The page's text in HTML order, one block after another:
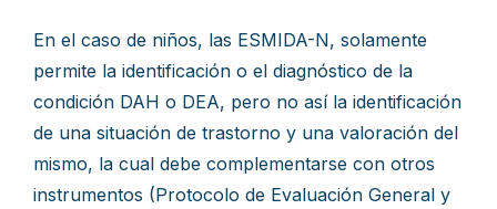
En el caso de niños, las ESMIDA-N, solamente
permite la identificación o el diagnóstico de la
condición DAH o DEA, pero no así la identificación
de una situación de trastorno y una valoración del
mismo, la cual debe complementarse con otros
instrumentos (Protocolo de Evaluación General y